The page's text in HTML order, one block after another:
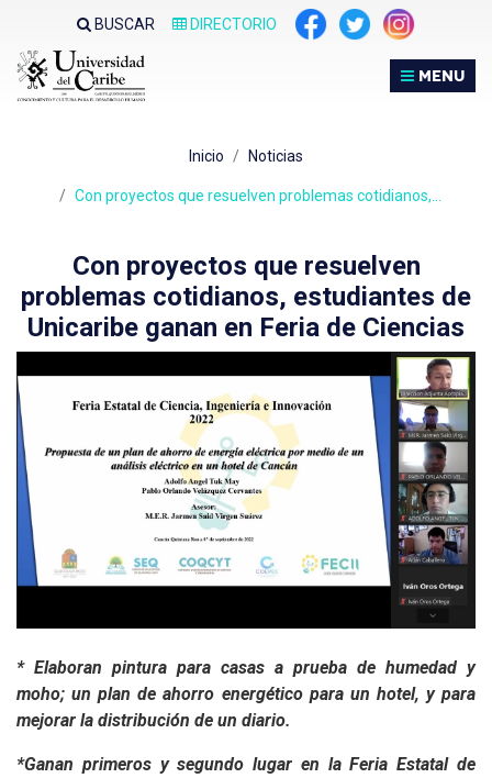
sitio
web
BUSCAR DIRECTORIO
MENU
Inicio Noticias
Con proyectos que resuelven problemas cotidianos,…
Con proyectos que resuelven
problemas cotidianos, estudiantes de
Unicaribe ganan en Feria de Ciencias
* Elaboran pintura para casas a prueba de humedad y
moho; un plan de ahorro energético para un hotel, y para
mejorar la distribución de un diario.
*Ganan primeros y segundo lugar en la Feria Estatal de